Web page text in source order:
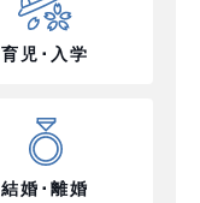
育児･入学
結婚･離婚